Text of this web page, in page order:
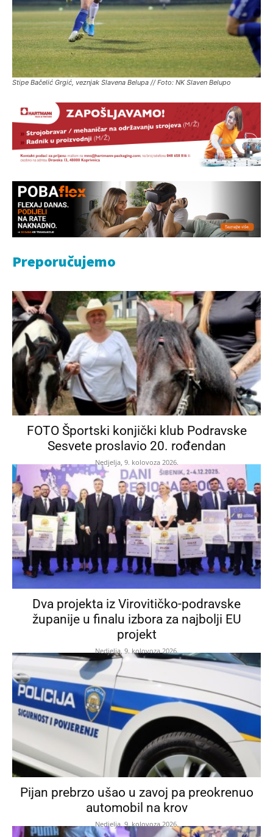
Stipe Bačelić Grgić, veznjak Slavena Belupa // Foto: NK Slaven Belupo
Preporučujemo
FOTO Športski konjički klub Podravske
Sesvete proslavio 20. rođendan
Nedjelja, 9. kolovoza 2026.
Dva projekta iz Virovitičko-podravske
županije u finalu izbora za najbolji EU
projekt
Nedjelja, 9. kolovoza 2026.
Pijan prebrzo ušao u zavoj pa preokrenuo
automobil na krov
Nedjelja, 9. kolovoza 2026.